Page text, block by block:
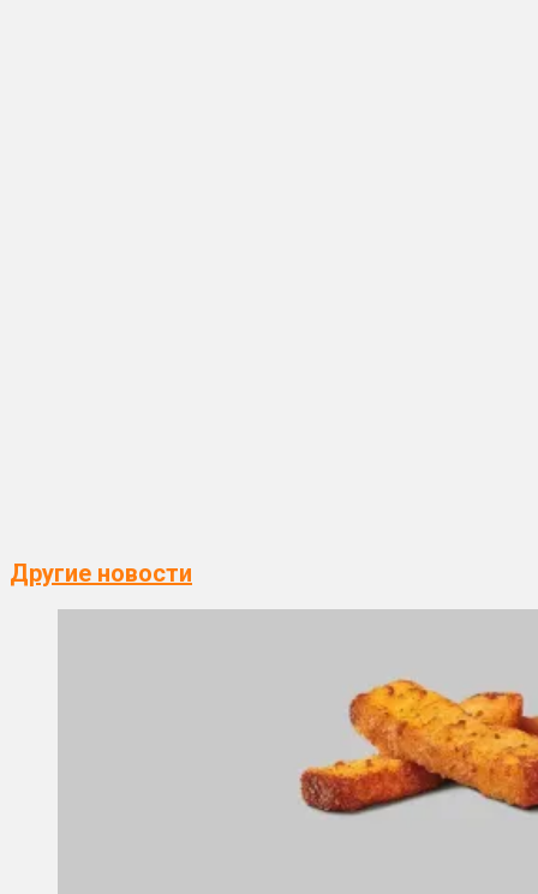
Другие новости